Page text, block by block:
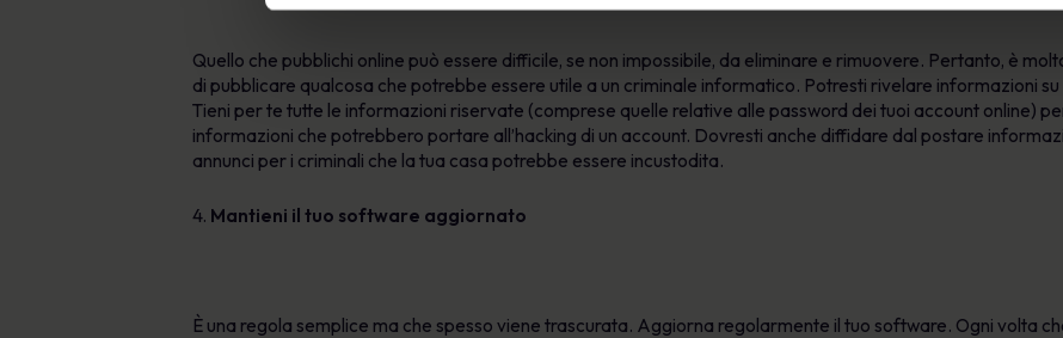
Quello che pubblichi online può essere difficile, se non impossibile, da eliminare e rimuovere. Pertanto, è
di pubblicare qualcosa che potrebbe essere utile a un criminale informatico. Potresti rivelare informazioni
Tieni per te tutte le informazioni riservate (comprese quelle relative alle password dei tuoi account online)
informazioni che potrebbero portare all’hacking di un account. Dovresti anche diffidare dal postare
annunci per i criminali che la tua casa potrebbe essere incustodita.
4. Mantieni il tuo software aggiornato
È una regola semplice ma che spesso viene trascurata. Aggiorna regolarmente il tuo software. Ogni volta